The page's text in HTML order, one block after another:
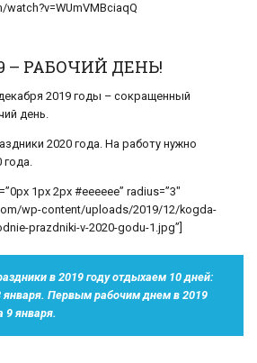
– РАБОЧИЙ ДЕНЬ!
2019 годы – сокращенный
день.
2020 года. На работу нужно
года.
1px 2px #eeeeee” radius=”3″
wp-content/uploads/2019/12/kogda-
prazdniki-v-2020-godu-1.jpg”]
в 2019 году отдыхаем 10 дней:
января. Первым рабочим днем в 2019
9 января.